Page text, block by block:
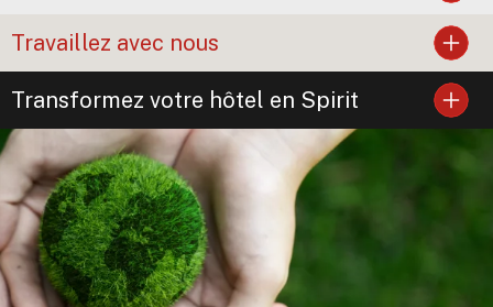
Travaillez avec nous
Transformez votre hôtel en Spirit